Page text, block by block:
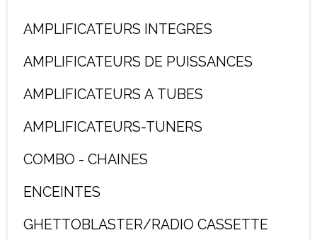
AMPLIFICATEURS INTEGRES
AMPLIFICATEURS DE PUISSANCES
AMPLIFICATEURS A TUBES
AMPLIFICATEURS-TUNERS
COMBO - CHAINES
ENCEINTES
GHETTOBLASTER/RADIO CASSETTE